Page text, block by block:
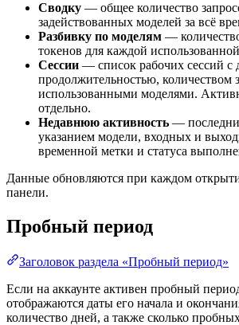
Сводку — общее количество
задействованных моделей за всё
Разбивку по моделям —
токенов для каждой
Сессии — список рабочих сессий с
продолжительностью, количеством
использованными моделями.
отдельно.
Недавнюю активность —
указанием модели, входных и
временной метки и статуса
Данные обновляются при каждом
панели.
Пробный период
Заголовок раздела «Пробный период»
Если на аккаунте активен пробный
отображаются даты его начала и
количество дней, а также сколько